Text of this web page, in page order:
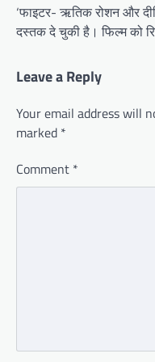
‘फाइटर- ऋतिक रोशन और
दस्तक दे चुकी है। फिल्म को
Leave a Reply
Your email address will
marked *
Comment *